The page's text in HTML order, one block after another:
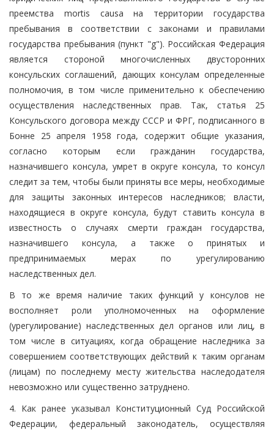
преемства mortis causa на территории государства
пребывания в соответствии с законами и правилами
государства пребывания (пункт "g"). Российская Федерация
является стороной многочисленных двусторонних
консульских соглашений, дающих консулам определенные
полномочия, в том числе применительно к обеспечению
осуществления наследственных прав. Так, статья 25
Консульского договора между СССР и ФРГ, подписанного в
Бонне 25 апреля 1958 года, содержит общие указания,
согласно которым если гражданин государства,
назначившего консула, умрет в округе консула, то консул
следит за тем, чтобы были приняты все меры, необходимые
для защиты законных интересов наследников; власти,
находящиеся в округе консула, будут ставить консула в
известность о случаях смерти граждан государства,
назначившего консула, а также о принятых и
предпринимаемых мерах по урегулированию
наследственных дел.
В то же время наличие таких функций у консулов не
восполняет роли уполномоченных на оформление
(урегулирование) наследственных дел органов или лиц, в
том числе в ситуациях, когда обращение наследника за
совершением соответствующих действий к таким органам
(лицам) по последнему месту жительства наследодателя
невозможно или существенно затруднено.
4. Как ранее указывал Конституционный Суд Российской
Федерации, федеральный законодатель, осуществляя